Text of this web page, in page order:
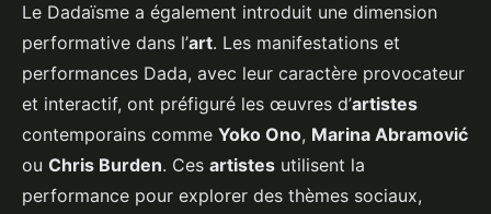
Le Dadaïsme a également introduit une dimension
performative dans l’art. Les manifestations et
performances Dada, avec leur caractère provocateur
et interactif, ont préfiguré les œuvres d’artistes
contemporains comme Yoko Ono, Marina Abramović
ou Chris Burden. Ces artistes utilisent la
performance pour explorer des thèmes sociaux,